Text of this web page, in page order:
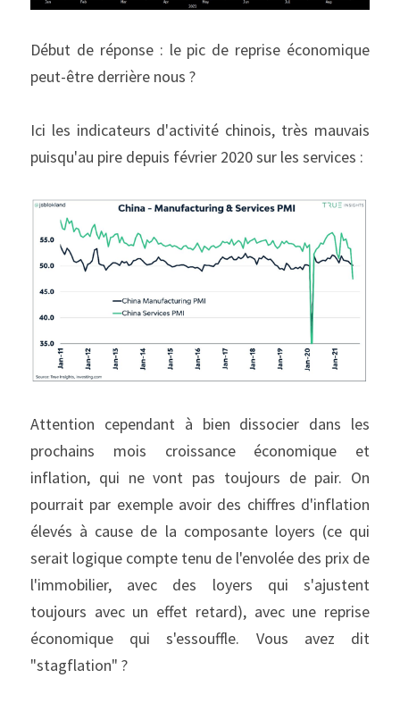
Début de réponse : le pic de reprise économique
peut-être derrière nous ?
Ici les indicateurs d'activité chinois, très mauvais
puisqu'au pire depuis février 2020 sur les services :
Attention cependant à bien dissocier dans les
prochains mois croissance économique et
inflation, qui ne vont pas toujours de pair. On
pourrait par exemple avoir des chiffres d'inflation
élevés à cause de la composante loyers (ce qui
serait logique compte tenu de l'envolée des prix de
l'immobilier, avec des loyers qui s'ajustent
toujours avec un effet retard), avec une reprise
économique qui s'essouffle. Vous avez dit
"stagflation" ?